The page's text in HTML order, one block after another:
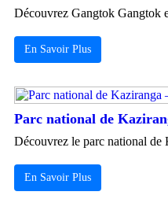
Découvrez Gangtok Gangtok
En Savoir Plus
Parc national de
Découvrez le parc national de
En Savoir Plus